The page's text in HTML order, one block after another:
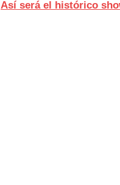
Así será el histórico